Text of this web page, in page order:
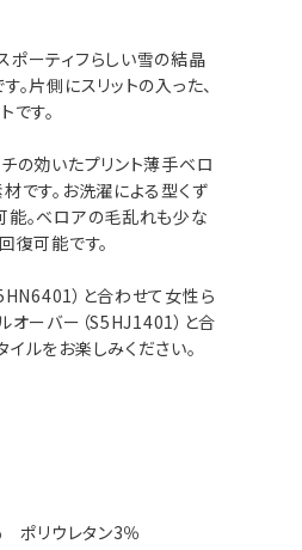
ポーティフらしい雪の結晶
。片側にスリットの入った、
です。
の効いたプリント薄手ベロ
です。お洗濯による型くず
能。ベロアの毛乱れも少な
復可能です。
）と合わせて女性ら
オーバー（S5HJ1401）と合
ルをお楽しみください。
リウレタン3％